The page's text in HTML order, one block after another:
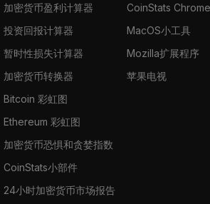
加密货币盈利计算器
投资回报计算器
暂时性损失计算器
加密货币转换器
Bitcoin 彩虹图
Ethereum 彩虹图
加密货币恐惧和贪婪指数
CoinStats小部件
24小时加密货币市场报告
CoinStats
MacOS小工具
Mozilla扩展程序
苹果电视